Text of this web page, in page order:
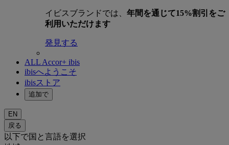
イビスブランドでは、 年間を通じて15%割引をご
利用いただけます
発見する
ALL Accor+ ibis
ibisへようこそ
ibisストア
追加で
EN
戻る
以下で国と言語を選択